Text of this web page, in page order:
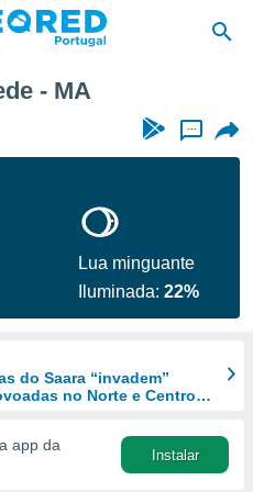
- MA
...
Lua minguante
Iluminada:22%
do Saara “invadem”
no Norte e Centro
a app da
Instalar